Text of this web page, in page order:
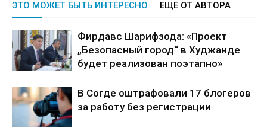
ЭТО МОЖЕТ БЫТЬ ИНТЕРЕСНО ЕЩЕ ОТ АВТОРА
Фирдавс Шарифзода: «Проект
„Безопасный город“ в Худжанде
будет реализован поэтапно»
В Согде оштрафовали 17 блогеров
за работу без регистрации